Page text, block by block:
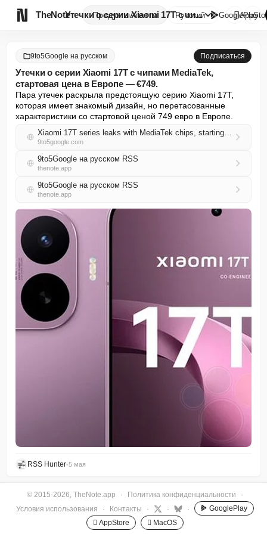
TheNote ПродуктыАгенты
Утечки о серии Xiaomi 17T с чи...
Русский GooglePlay

9to5Google на русском Подписаться
Утечки о серии Xiaomi 17T с чипами MediaTek,
стартовая цена в Европе — €749.
Пара утечек раскрыла предстоящую серию Xiaomi 17T,
которая имеет знакомый дизайн, но перетасованные
характеристики со стартовой ценой 749 евро в Европе.
Xiaomi 17T series leaks with MediaTek chips, starting at €749 in Europe
9to5google.com
9to5Google на русском RSS
thenote.app
9to5Google на русском RSS
thenote.app
RSS Hunter•5 мая
© 2015-2026, TheNote.app · Политика конфиденциальности
·
Условия использования
· Контакты · · ·
GooglePlay
 AppStore
 MacOS